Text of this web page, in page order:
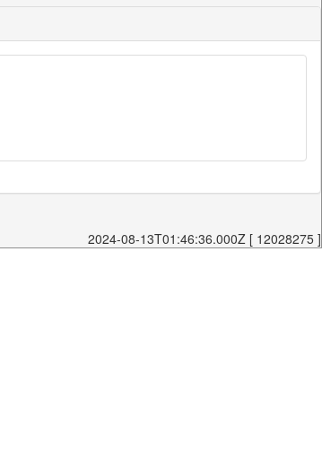
2024-08-13T01:46:36.000Z [ 12028275 ]